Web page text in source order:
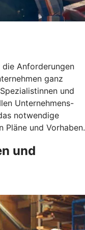
die Anforderungen
ganz
und
Unternehmens-
notwendige
Pläne und Vorhaben.
und